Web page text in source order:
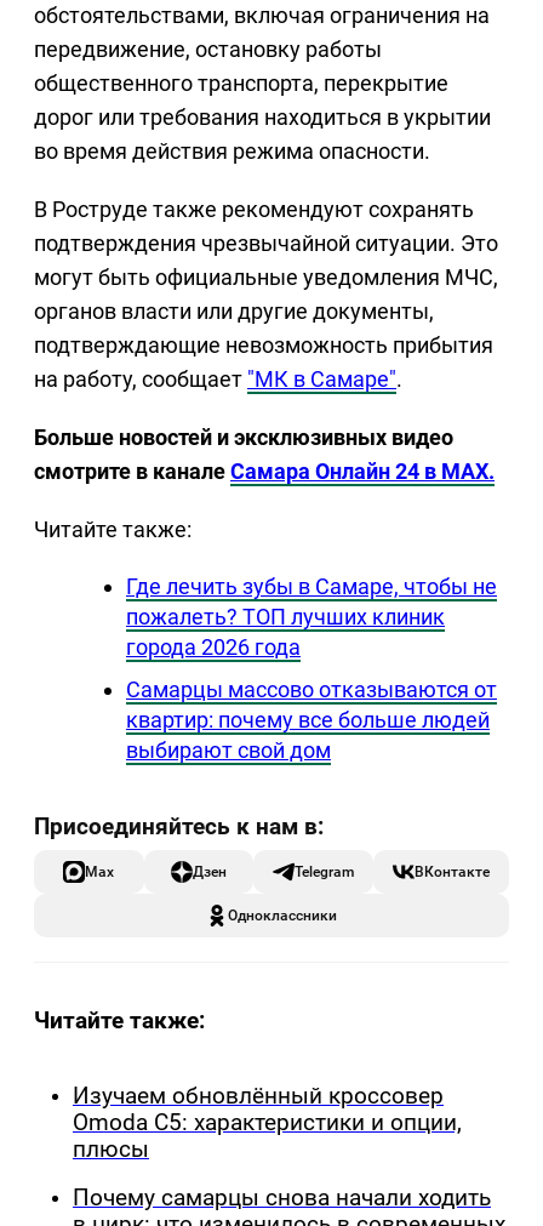
обстоятельствами, включая ограничения на
передвижение, остановку работы
общественного транспорта, перекрытие
дорог или требования находиться в укрытии
во время действия режима опасности.
В Роструде также рекомендуют сохранять
подтверждения чрезвычайной ситуации. Это
могут быть официальные уведомления МЧС,
органов власти или другие документы,
подтверждающие невозможность прибытия
на работу, сообщает "МК в Самаре".
Больше новостей и эксклюзивных видео
смотрите в каналеСамара Онлайн 24 в MAX.
Читайте также:
Где лечить зубы в Самаре, чтобы не
пожалеть? ТОП лучших клиник
города 2026 года
Самарцы массово отказываются от
квартир: почему все больше людей
выбирают свой дом
Max Дзен Telegram ВКонтакте
Одноклассники
Читайте также:
Изучаем обновлённый кроссовер
Omoda C5: характеристики и опции,
плюсы
Почему самарцы снова начали ходить